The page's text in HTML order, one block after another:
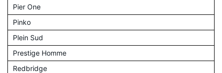
Pier One
Pinko
Plein Sud
Prestige Homme
Redbridge